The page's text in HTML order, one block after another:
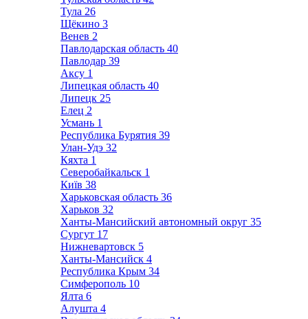
Тула 26
Щёкино 3
Венев 2
Павлодарская область 40
Павлодар 39
Аксу 1
Липецкая область 40
Липецк 25
Елец 2
Усмань 1
Республика Бурятия 39
Улан-Удэ 32
Кяхта 1
Северобайкальск 1
Київ 38
Харьковская область 36
Харьков 32
Ханты-Мансийский автономный округ 35
Сургут 17
Нижневартовск 5
Ханты-Мансийск 4
Республика Крым 34
Симферополь 10
Ялта 6
Алушта 4